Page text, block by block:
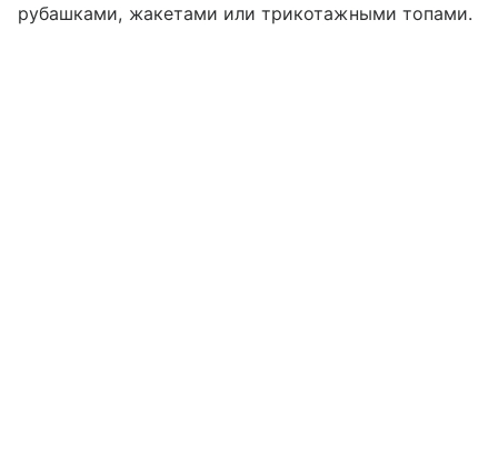
рубашками, жакетами или трикотажными топами.